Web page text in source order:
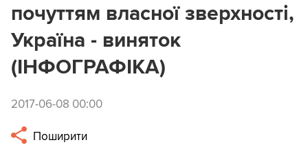
почуттям власної зверхності,
Україна - виняток
(ІНФОГРАФІКА)
2017-06-08 00:00
Поширити